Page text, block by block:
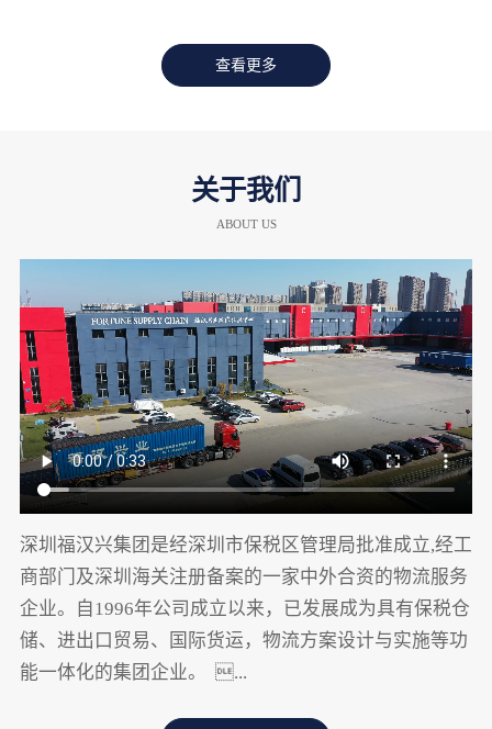
查看更多
关于我们
ABOUT US
深圳福汉兴集团是经深圳市保税区管理局批准成立,经工
商部门及深圳海关注册备案的一家中外合资的物流服务
企业。自1996年公司成立以来，已发展成为具有保税仓
储、进出口贸易、国际货运，物流方案设计与实施等功
能一体化的集团企业。 ...